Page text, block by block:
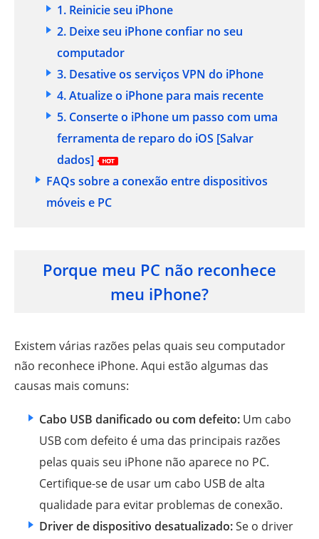
1. Reinicie seu iPhone
2. Deixe seu iPhone confiar no seu
computador
3. Desative os serviços VPN do iPhone
4. Atualize o iPhone para mais recente
5. Conserte o iPhone um passo com uma
ferramenta de reparo do iOS [Salvar
dados]
FAQs sobre a conexão entre dispositivos
móveis e PC
Porque meu PC não reconhece
meu iPhone?
Existem várias razões pelas quais seu computador
não reconhece iPhone. Aqui estão algumas das
causas mais comuns:
Cabo USB danificado ou com defeito: Um cabo
USB com defeito é uma das principais razões
pelas quais seu iPhone não aparece no PC.
Certifique-se de usar um cabo USB de alta
qualidade para evitar problemas de conexão.
Driver de dispositivo desatualizado:Se o driver